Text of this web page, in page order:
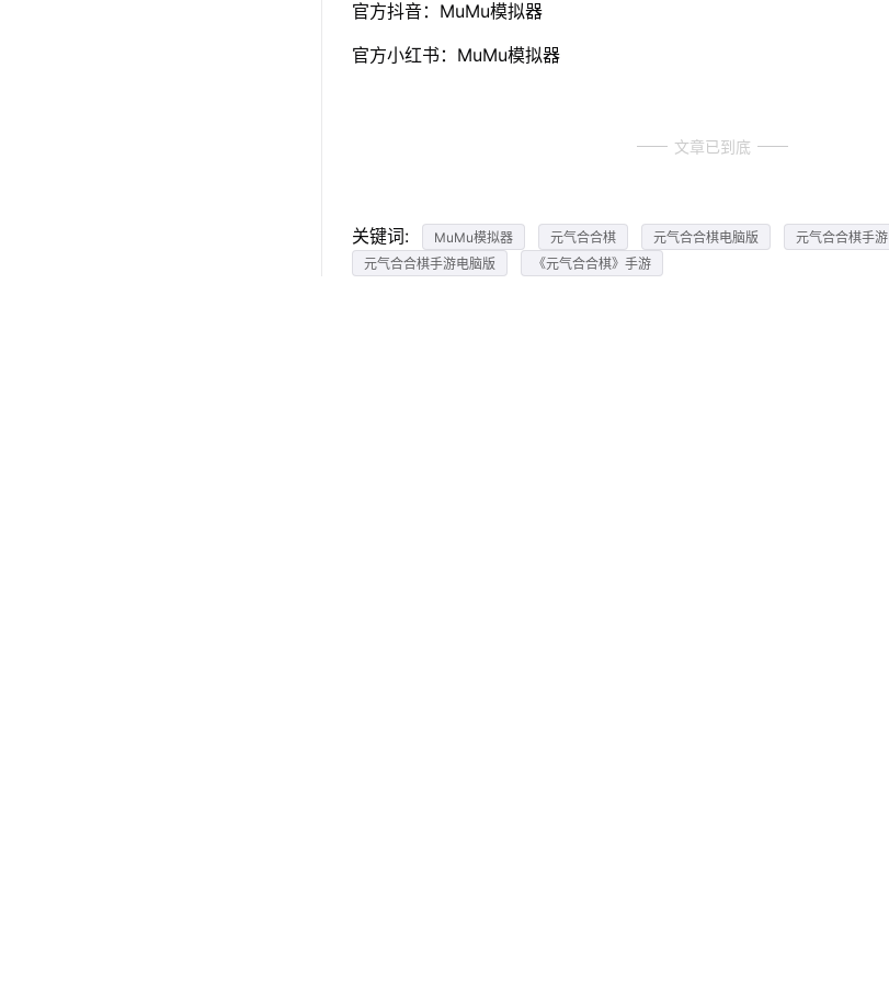
官方抖音：MuMu模拟器
官方小红书：MuMu模拟器
文章已到底
关键词: MuMu模拟器 元气合合棋 元气合合棋电脑版
元气合合棋手游
元气合合棋手游电脑版
《元气合合棋》手游